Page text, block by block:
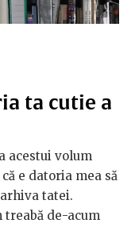
ta cutie a
acestui volum
e datoria mea să
tatei.
treabă de-acum